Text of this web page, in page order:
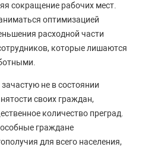
сокращение рабочих мест.
оптимизацией
расходной части
которые лишаются
не в состоянии
своих граждан,
количество преград.
граждане
для всего населения,